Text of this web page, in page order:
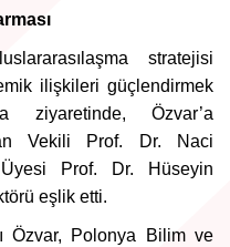
stratejisi
ilişkileri güçlendirmek
ziyaretinde, Özvar’a
Vekili Prof. Dr. Naci
Prof. Dr. Hüseyin
eşlik etti.
Özvar, Polonya Bilim ve